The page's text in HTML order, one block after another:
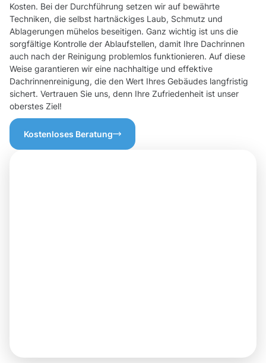
Kosten. Bei der Durchführung setzen wir auf bewährte
Techniken, die selbst hartnäckiges Laub, Schmutz und
Ablagerungen mühelos beseitigen. Ganz wichtig ist uns die
sorgfältige Kontrolle der Ablaufstellen, damit Ihre Dachrinnen
auch nach der Reinigung problemlos funktionieren. Auf diese
Weise garantieren wir eine nachhaltige und effektive
Dachrinnenreinigung, die den Wert Ihres Gebäudes langfristig
sichert. Vertrauen Sie uns, denn Ihre Zufriedenheit ist unser
oberstes Ziel!
Kostenloses Beratung